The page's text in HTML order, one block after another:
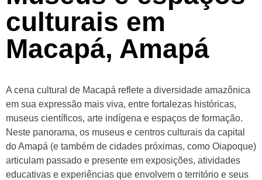
culturais em
Macapá, Amapá
A cena cultural de Macapá reflete a diversidade amazônica
em sua expressão mais viva, entre fortalezas históricas,
museus científicos, arte indígena e espaços de formação.
Neste panorama, os museus e centros culturais da capital
do Amapá (e também de cidades próximas, como Oiapoque)
articulam passado e presente em exposições, atividades
educativas e experiências que envolvem o território e seus